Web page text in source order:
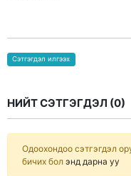
Сэтгэгдэл илгээх
НИЙТ СЭТГЭГДЭЛ (0)
Одоохондоо сэтгэгдэл
бичих бол энд дарна уу